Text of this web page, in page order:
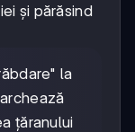
și părăsind
la
țăranului